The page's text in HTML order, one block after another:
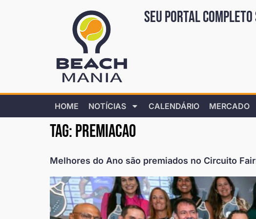
Seu portal completo
HOME NOTÍCIAS CALENDÁRIO MERCADO
Tag:premiacao
Melhores do Ano são premiados no Circuito